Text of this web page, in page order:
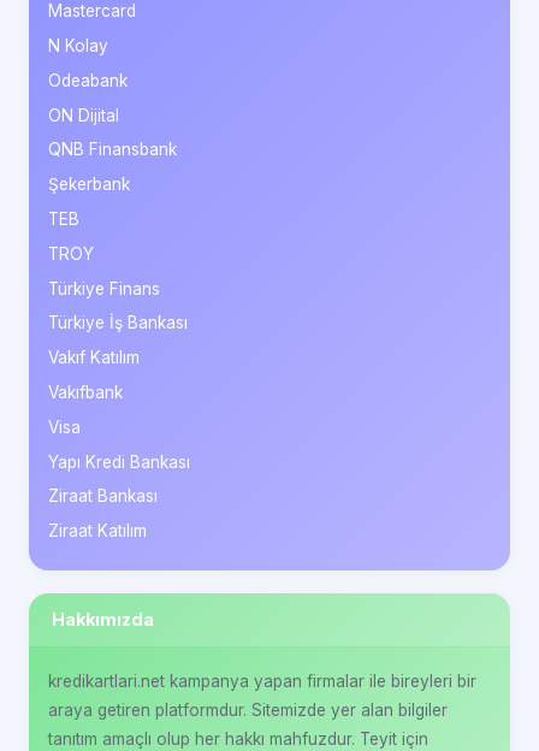
Mastercard
N Kolay
Odeabank
ON Dijital
QNB Finansbank
Şekerbank
TEB
TROY
Türkiye Finans
Türkiye İş Bankası
Vakıf Katılım
Vakıfbank
Visa
Yapı Kredi Bankası
Ziraat Bankası
Ziraat Katılım
Hakkımızda
kredikartlari.net kampanya yapan firmalar ile bireyleri bir
araya getiren platformdur. Sitemizde yer alan bilgiler
tanıtım amaçlı olup her hakkı mahfuzdur. Teyit için